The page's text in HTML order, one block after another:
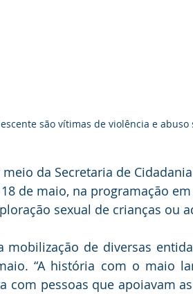
são vítimas de violência e abuso
da Secretaria de
de maio, na programação
sexual de crianças ou
de diversas
“A história com o maio
pessoas que apoiavam